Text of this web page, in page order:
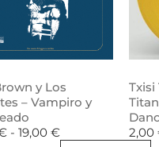
y Los
– Vampiro y
- 19,00 €
Txisi
2,00